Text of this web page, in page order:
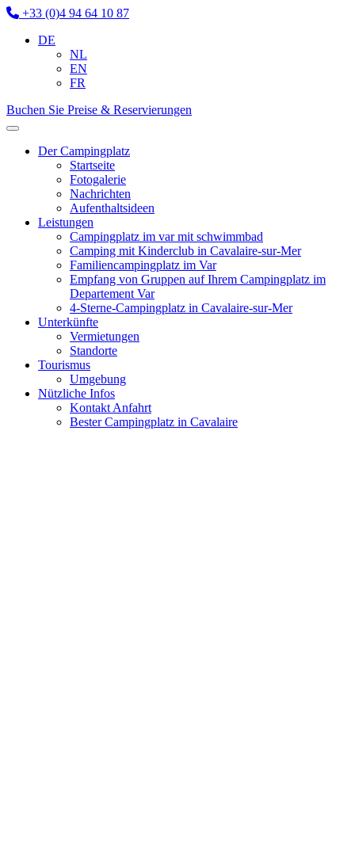
+33 (0)4 94 64 10 87
DE
NL
EN
FR
Buchen Sie Preise & Reservierungen
Der Campingplatz
Startseite
Fotogalerie
Nachrichten
Aufenthaltsideen
Leistungen
Campingplatz im var mit schwimmbad
Camping mit Kinderclub in Cavalaire-sur-Mer
Familiencampingplatz im Var
Empfang von Gruppen auf Ihrem Campingplatz im
Departement Var
4-Sterne-Campingplatz in Cavalaire-sur-Mer
Unterkünfte
Vermietungen
Standorte
Tourismus
Umgebung
Nützliche Infos
Kontakt Anfahrt
Bester Campingplatz in Cavalaire